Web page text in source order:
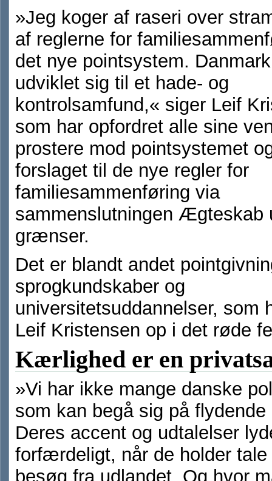
»Jeg koger af raseri over
af reglerne for
det nye pointsystem.
udviklet sig til et hade- og
kontrolsamfund,« siger Leif
som har opfordret alle sine
prostere mod pointsystemet
forslaget til de nye regler for
familiesammenføring via
sammenslutningen Ægteskab
grænser.
Det er blandt andet
sprogkundskaber og
universitetsuddannelser, som
Leif Kristensen op i det røde
Kærlighed er en
»Vi har ikke mange danske
som kan begå sig på flydende
Deres accent og udtalelser
forfærdeligt, når de holder tale
besøg fra udlandet. Og hvor